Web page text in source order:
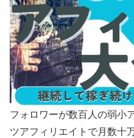
フォロワーが数百人の弱小
ツアフィリエイトで月数十